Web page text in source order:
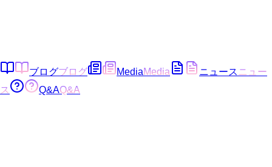
ブログブログ MediaMedia ニュース ニュー
ス
Q&AQ&A